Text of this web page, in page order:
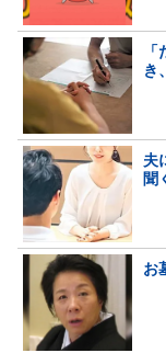
き
夫
聞
お